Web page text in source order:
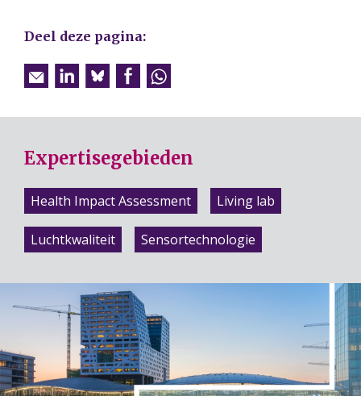
Deel deze pagina:
Expertisegebieden
Health Impact Assessment Living lab
Luchtkwaliteit Sensortechnologie